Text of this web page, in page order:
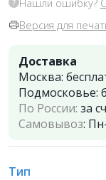
Версия для
Доставка
Москва:
Подмосковье:
По России: за
Самовывоз:
Тип